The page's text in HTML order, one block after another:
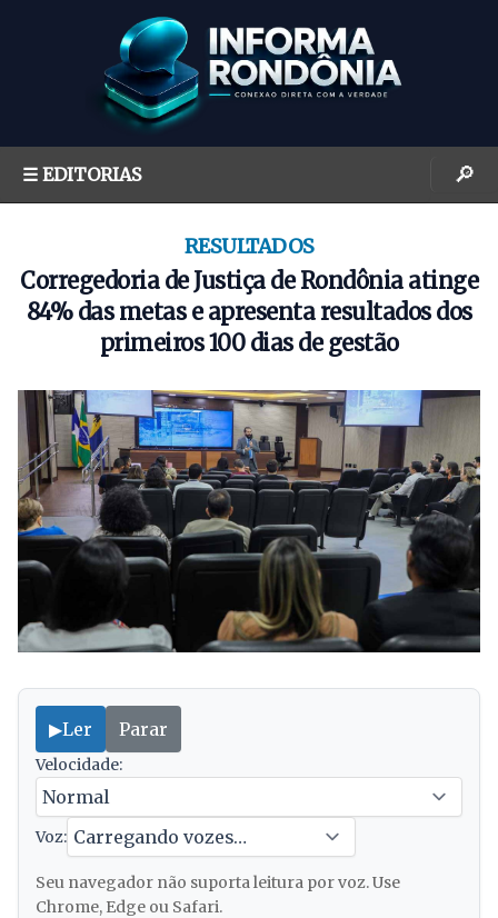
☰ EDITORIAS 🔎
RESULTADOS
Corregedoria de Justiça de Rondônia atinge
84% das metas e apresenta resultados dos
primeiros 100 dias de gestão
▶Ler Parar
Velocidade:
Voz:
Seu navegador não suporta leitura por voz. Use
Chrome, Edge ou Safari.